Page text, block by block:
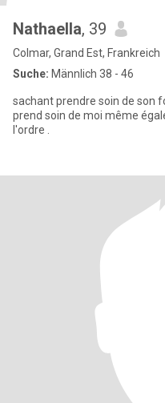
Nathaella, 39
Colmar, Grand Est, Frankreich
Suche: Männlich 38 - 46
sachant prendre soin de son
prend soin de moi même
l'ordre .